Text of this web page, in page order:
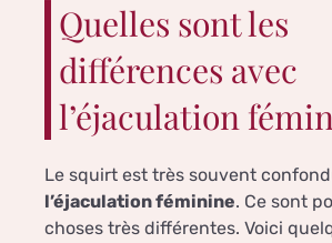
Quelles sont les
différences avec
l’éjaculation
Le squirt est très souvent
l’éjaculation féminine. Ce sont
choses très différentes. Voici